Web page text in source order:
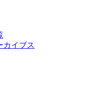
カイブス